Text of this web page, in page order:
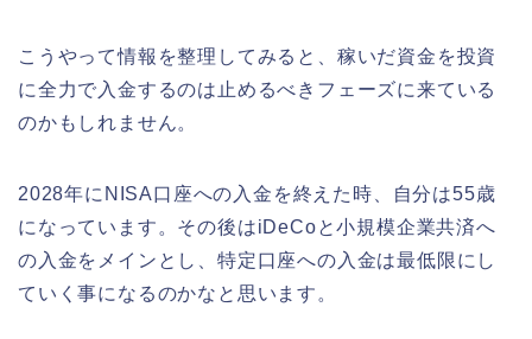
こうやって情報を整理してみると、稼いだ資金を投資
に全力で入金するのは止めるべきフェーズに来ている
のかもしれません。
2028年にNISA口座への入金を終えた時、自分は55歳
になっています。その後はiDeCoと小規模企業共済へ
の入金をメインとし、特定口座への入金は最低限にし
ていく事になるのかなと思います。